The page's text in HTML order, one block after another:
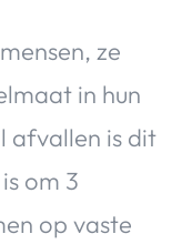
ze
in hun
afvallen is dit
om 3
op vaste